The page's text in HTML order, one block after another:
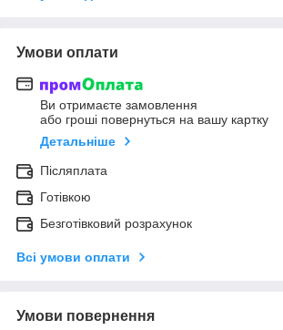
Умови оплати
Ви отримаєте замовлення
або гроші повернуться на вашу картку
Детальніше
Післяплата
Готівкою
Безготівковий розрахунок
Всі умови оплати
Умови повернення